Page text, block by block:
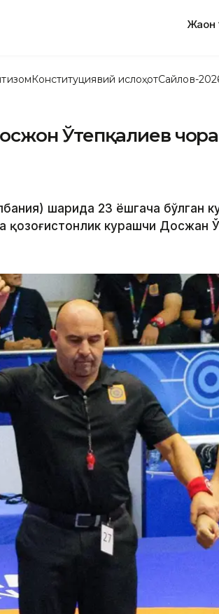
Жаҳон
Конституциявий ислоҳотСайлов-
Ўтепқалиев
шаҳрида 23 ёшгача бўлган
қозоғистонлик курашчи Досжан